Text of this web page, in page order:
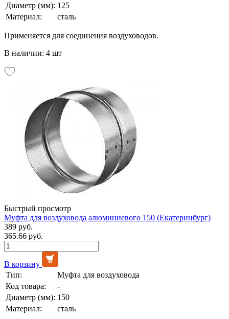
Диаметр (мм): 125
Материал:
сталь
Применяется для соединения воздуховодов.
В наличии: 4 шт
Быстрый просмотр
Муфта для воздуховода алюминиевого 150 (Екатеринбург)
389 руб.
365.66 руб.
В корзину
Тип:
Муфта для воздуховода
Код товара:
-
Диаметр (мм): 150
Материал:
сталь